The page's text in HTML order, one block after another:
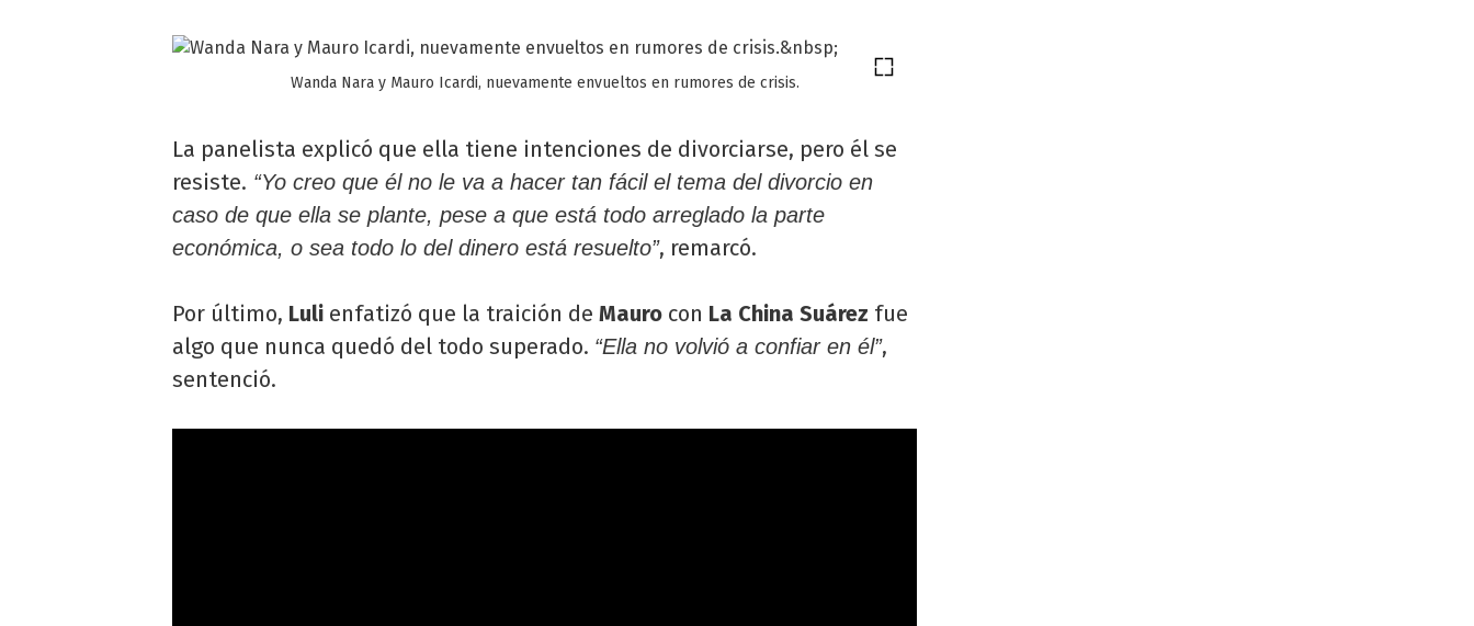
Wanda Nara y Mauro Icardi, nuevamente envueltos en rumores de crisis.
La panelista explicó que ella tiene intenciones de divorciarse, pero él se
resiste. “Yo creo que él no le va a hacer tan fácil el tema del divorcio en
caso de que ella se plante, pese a que está todo arreglado la parte
económica, o sea todo lo del dinero está resuelto”, remarcó.
Por último, Luli enfatizó que la traición de Mauro con La China Suárez fue
algo que nunca quedó del todo superado. “Ella no volvió a confiar en él”,
sentenció.